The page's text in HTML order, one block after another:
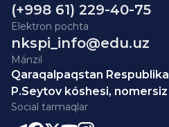
(+998 61) 229-40-75
Elektron pochta
nkspi_info@edu.uz
Mánzil
Qaraqalpaqstan
P.Seytov kóshesi,
Social tarmaqlar